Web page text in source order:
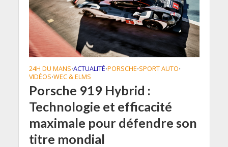
24H DU MANS•ACTUALITÉ•PORSCHE•SPORT AUTO•
VIDÉOS•WEC & ELMS
Porsche 919 Hybrid :
Technologie et efficacité
maximale pour défendre son
titre mondial